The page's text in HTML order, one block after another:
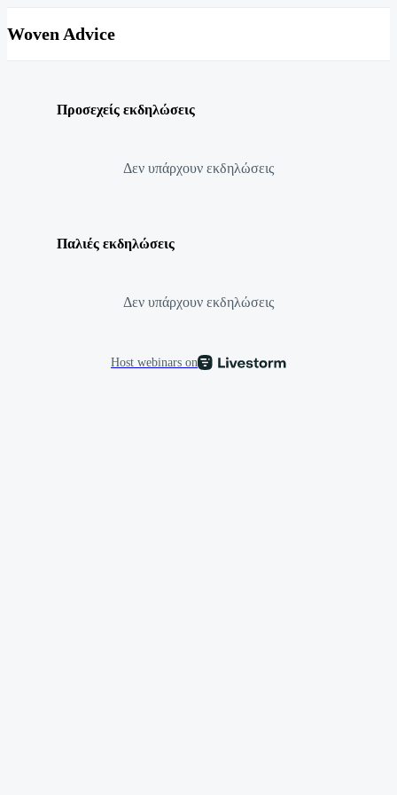
Woven Advice
Προσεχείς εκδηλώσεις
Δεν υπάρχουν εκδηλώσεις
Παλιές εκδηλώσεις
Δεν υπάρχουν εκδηλώσεις
Host webinars on